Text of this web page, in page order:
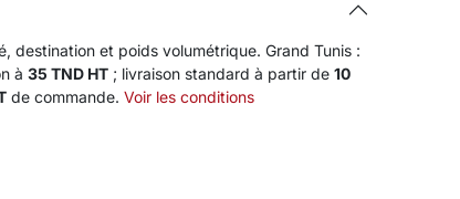
destination et poids volumétrique. Grand Tunis :
à 35 TND HT ; livraison standard à partir de 10
de commande. Voir les conditions